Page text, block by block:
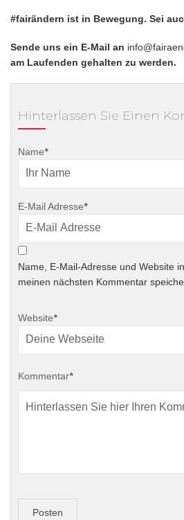
#fairändern ist in Bewegung. Sei
Sende uns ein E-Mail an
am Laufenden gehalten zu werden.
Hinterlassen Sie Einen
Name*
E-Mail Adresse*
Name, E-Mail-Adresse und Website
meinen nächsten Kommentar
Website*
Kommentar*
Posten